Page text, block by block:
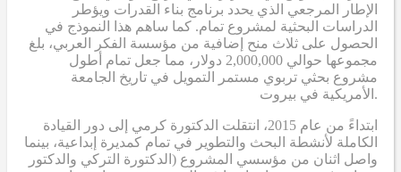
الإطار المرجعي الذي يحدد برنامج بناء القدرات ويؤطر
الدراسات البحثية لمشروع تمام. كما ساهم هذا النموذج في
الحصول على ثلاث منح إضافية من مؤسسة الفكر العربي، بلغ
مجموعها حوالي 2,000,000 دولار، مما جعل تمام أطول
مشروع بحثي تربوي مستمر التمويل في تاريخ الجامعة
الأمريكية في بيروت.
ابتداءً من عام 2015، انتقلت الدكتورة كرمي إلى دور القيادة
الكاملة لأنشطة البحث والتطوير في تمام كمديرة إبداعية، بينما
واصل اثنان من مؤسسي المشروع (الدكتورة التركي والدكتور